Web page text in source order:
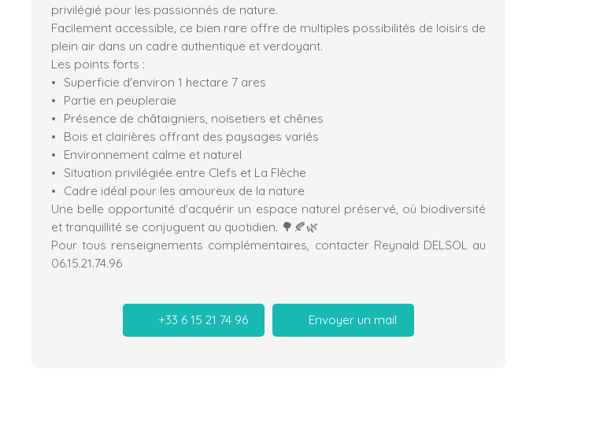
privilégié pour les passionnés de nature.
Facilement accessible, ce bien rare offre de multiples possibilités de loisirs de
plein air dans un cadre authentique et verdoyant.
Les points forts :
Superficie d'environ 1 hectare 7 ares
Partie en peupleraie
Présence de châtaigniers, noisetiers et chênes
Bois et clairières offrant des paysages variés
Environnement calme et naturel
Situation privilégiée entre Clefs et La Flèche
Cadre idéal pour les amoureux de la nature
Une belle opportunité d'acquérir un espace naturel préservé, où biodiversité
et tranquillité se conjuguent au quotidien. 🌳🍂🌿
Pour tous renseignements complémentaires, contacter Reynald DELSOL au
06.15.21.74.96
+33 6 15 21 74 96 Envoyer un mail